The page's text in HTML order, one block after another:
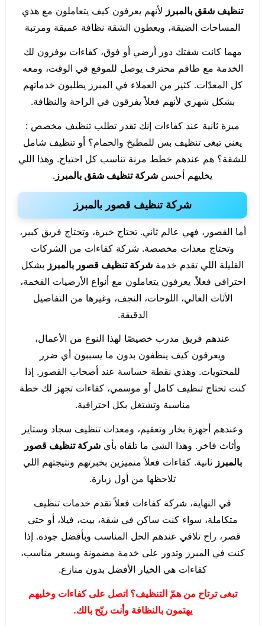
تنظيف شقق بالمبرز لأنهم يعرفون كيف يتعاملون مع هذي
المساحات الضيقة، ويعطون الشقة نظافة عميقة ومرتبة
مهما كانت شقتك دور أرضي أو فوق، كفاءات يوفرون لك
الخدمة مع طاقم محترف يوصل للموقع في الوقت، ومعه
كل المعدّات. كثير من العملاء في المبرز يطلبون خدماتهم
بشكل شهري لأنهم فعلاً يفرقون في الراحة والنظافة.
ميزة ثانية عند كفاءات إنك تقدر تطلب تنظيف مخصص :
يعني تبغى تنظيف بس للمطبخ والحمام؟ أو تنظيف شامل
للشقة؟ هم عندهم خطط مرنة تناسب كل احتياج. وهذا اللي
يخليهم أحسن شركة تنظيف شقق بالمبرز .
شركة تنظيف قصور بالمبرز
أما القصور، فهي عالم ثاني. تحتاج خبرة، وتحتاج فريق كبير،
وتحتاج معدات مخصصة. شركة كفاءات من الشركات
القليلة اللي تقدم خدمة شركة تنظيف قصور بالمبرز بشكل
احترافي فعلاً. يعرفون يتعاملون مع أنواع الأرضيات الفخمة،
الأثاث الغالي، اللوحات، النجف، وغيرها من التفاصيل
الدقيقة.
عندهم فريق مدرب خصيصًا لهذا النوع من الأعمال،
ويعرفون كيف ينظفون بدون ما يسببون أي ضرر
للمحتويات. وهذي نقطة حساسة عند أصحاب القصور. إذا
كنت تحتاج تنظيف كامل أو موسمي، كفاءات تجهز لك خطة
مناسبة وتشتغل بكل احترافية.
وعندهم أجهزة بخار وتعقيم، ومعدات تنظيف سجاد وستاير
وأثاث فاخر. وهذا الشي ما تلقاه بأي شركة تنظيف قصور
بالمبرز ثانية. كفاءات فعلاً متميزين بخبرتهم ونتيجتهم اللي
تلاحظها من أول زيارة.
في النهاية، شركة كفاءات فعلاً تقدم خدمات تنظيف
متكاملة، سواء كنت ساكن في شقة، بيت، فيلا، أو حتى
قصر، راح تلاقي عندهم الحل المناسب وبأفضل جودة. إذا
كنت في المبرز وتدور على خدمة مضمونة وبسعر مناسب،
كفاءات هي الخيار الأفضل بدون منازع.
تبغى ترتاح من همّ التنظيف؟ اتصل على كفاءات وخليهم
يهتمون بالنظافة وأنت ريّح بالك.